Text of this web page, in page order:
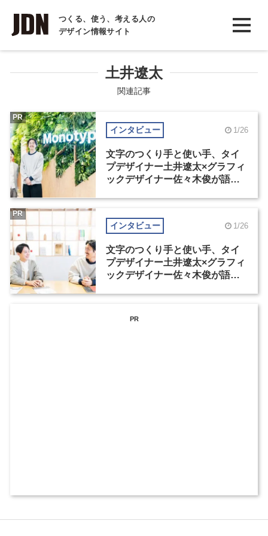
つくる、使う、考える人の
デザイン情報サイト
INTERVIEW
インタビュー
COLUMN
コラム
土井遼太
関連記事
インタビュー 1/26
文字のつくり手と使い手、タイ
プデザイナー土井遼太×グラフィ
ックデザイナー佐々木俊が語る
PR
インタビュー 1/26
文字のつくり手と使い手、タイ
プデザイナー土井遼太×グラフィ
ックデザイナー佐々木俊が語る
PR
PR